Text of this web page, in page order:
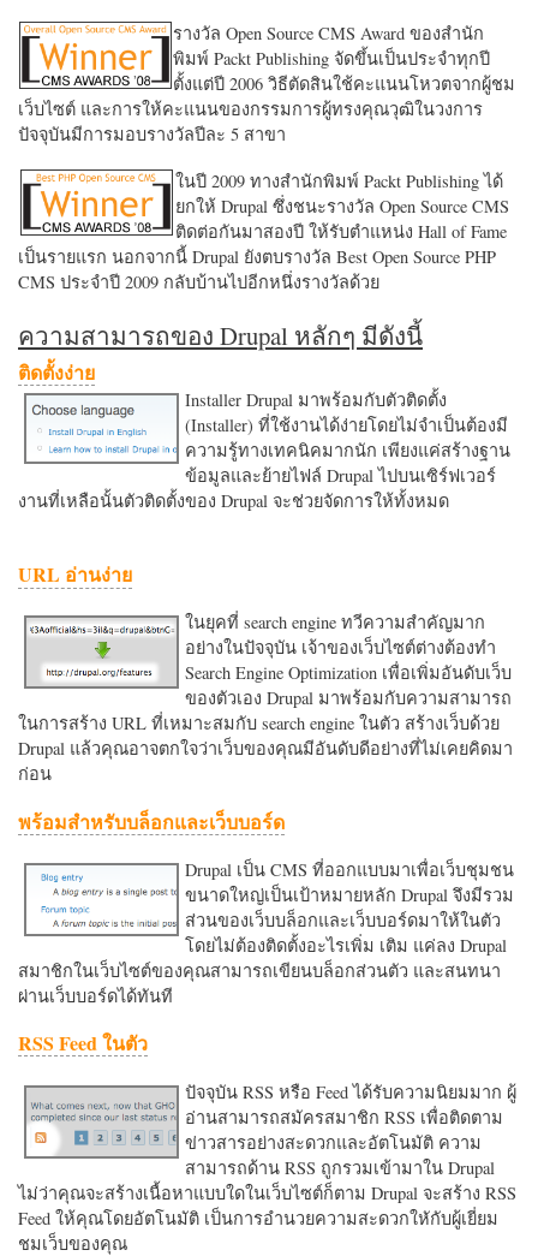
รางวัล Open Source CMS Award ของสำนัก
พิมพ์ Packt Publishing จัดขึ้นเป็นประจำทุกปี
ตั้งแต่ปี 2006 วิธีตัดสินใช้คะแนนโหวตจากผู้ชม
เว็บไซต์ และการให้คะแนนของกรรมการผู้ทรงคุณวุฒิในวงการ
ปัจจุบันมีการมอบรางวัลปีละ 5 สาขา
ในปี 2009 ทางสำนักพิมพ์ Packt Publishing ได้
ยกให้ Drupal ซึ่งชนะรางวัล Open Source CMS
ติดต่อกันมาสองปี ให้รับตำแหน่ง Hall of Fame
เป็นรายแรก นอกจากนี้ Drupal ยังตบรางวัล Best Open Source PHP
CMS ประจำปี 2009 กลับบ้านไปอีกหนึ่งรางวัลด้วย
ความสามารถของ Drupal หลักๆ มีดังนี้
ติดตั้งง่าย
Installer Drupal มาพร้อมกับตัวติดตั้ง
(Installer) ที่ใช้งานได้ง่ายโดยไม่จำเป็นต้องมี
ความรู้ทางเทคนิคมากนัก เพียงแค่สร้างฐาน
ข้อมูลและย้ายไฟล์ Drupal ไปบนเซิร์ฟเวอร์
งานที่เหลือนั้นตัวติดตั้งของ Drupal จะช่วยจัดการให้ทั้งหมด
URL อ่านง่าย
ในยุคที่ search engine ทวีความสำคัญมาก
อย่างในปัจจุบัน เจ้าของเว็บไซต์ต่างต้องทำ
Search Engine Optimization เพื่อเพิ่มอันดับเว็บ
ของตัวเอง Drupal มาพร้อมกับความสามารถ
ในการสร้าง URL ที่เหมาะสมกับ search engine ในตัว สร้างเว็บด้วย
Drupal แล้วคุณอาจตกใจว่าเว็บของคุณมีอันดับดีอย่างที่ไม่เคยคิดมา
ก่อน
พร้อมสำหรับบล็อกและเว็บบอร์ด
Drupal เป็น CMS ที่ออกแบบมาเพื่อเว็บชุมชน
ขนาดใหญ่เป็นเป้าหมายหลัก Drupal จึงมีรวม
ส่วนของเว็บบล็อกและเว็บบอร์ดมาให้ในตัว
โดยไม่ต้องติดตั้งอะไรเพิ่ม เติม แค่ลง Drupal
สมาชิกในเว็บไซต์ของคุณสามารถเขียนบล็อกส่วนตัว และสนทนา
ผ่านเว็บบอร์ดได้ทันที
RSS Feed ในตัว
ปัจจุบัน RSS หรือ Feed ได้รับความนิยมมาก ผู้
อ่านสามารถสมัครสมาชิก RSS เพื่อติดตาม
ข่าวสารอย่างสะดวกและอัตโนมัติ ความ
สามารถด้าน RSS ถูกรวมเข้ามาใน Drupal
ไม่ว่าคุณจะสร้างเนื้อหาแบบใดในเว็บไซต์ก็ตาม Drupal จะสร้าง RSS
Feed ให้คุณโดยอัตโนมัติ เป็นการอำนวยความสะดวกใหักับผู้เยี่ยม
ชมเว็บของคุณ